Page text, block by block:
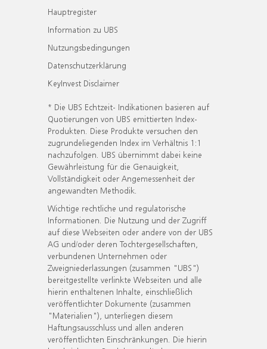
Hauptregister
Information zu UBS
Nutzungsbedingungen
Datenschutzerklärung
KeyInvest Disclaimer
* Die UBS Echtzeit- Indikationen basieren auf
Quotierungen von UBS emittierten Index-
Produkten. Diese Produkte versuchen den
zugrundeliegenden Index im Verhältnis 1:1
nachzufolgen. UBS übernimmt dabei keine
Gewährleistung für die Genauigkeit,
Vollständigkeit oder Angemessenheit der
angewandten Methodik.
Wichtige rechtliche und regulatorische
Informationen. Die Nutzung und der Zugriff
auf diese Webseiten oder andere von der UBS
AG und/oder deren Tochtergesellschaften,
verbundenen Unternehmen oder
Zweigniederlassungen (zusammen "UBS")
bereitgestellte verlinkte Webseiten und alle
hierin enthaltenen Inhalte, einschließlich
veröffentlichter Dokumente (zusammen
"Materialien"), unterliegen diesem
Haftungsausschluss und allen anderen
veröffentlichten Einschränkungen. Die hierin